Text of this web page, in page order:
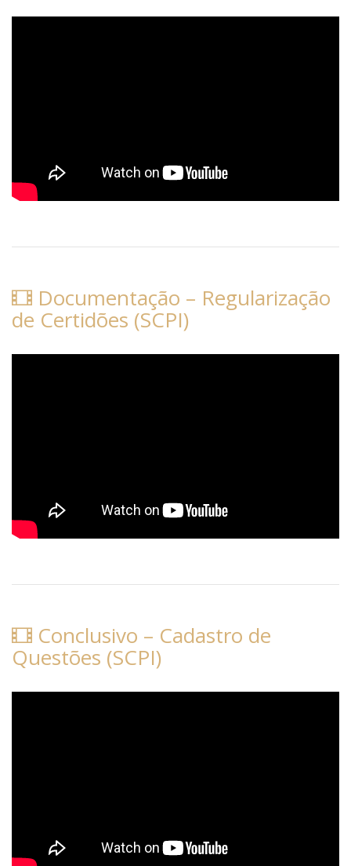
Documentação – Regularização
de Certidões (SCPI)
Conclusivo – Cadastro de
Questões (SCPI)